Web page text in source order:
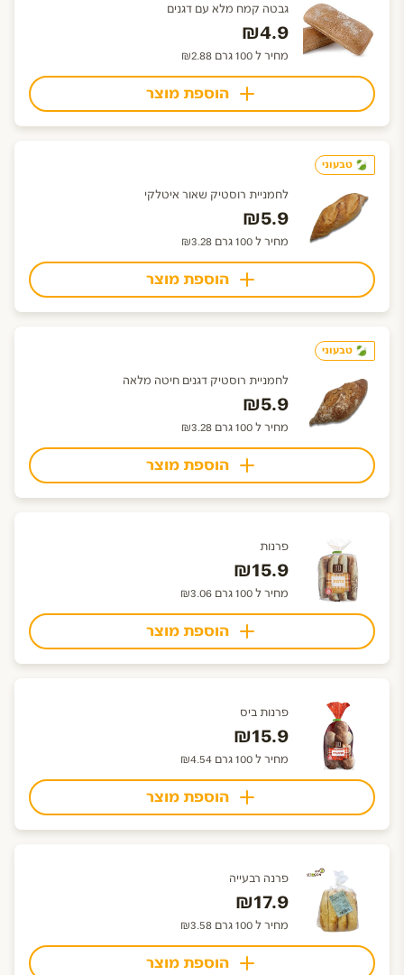
גבטה קמח מלא עם דגנים
₪4.9
מחיר ל 100 גרם ₪2.88
הוספת מוצר
טבעוני
לחמניית רוסטיק שאור איטלקי
₪5.9
מחיר ל 100 גרם ₪3.28
הוספת מוצר
טבעוני
לחמניית רוסטיק דגנים חיטה מלאה
₪5.9
מחיר ל 100 גרם ₪3.28
הוספת מוצר
פרנות
₪15.9
מחיר ל 100 גרם ₪3.06
הוספת מוצר
פרנות ביס
₪15.9
מחיר ל 100 גרם ₪4.54
הוספת מוצר
פרנה רבעייה
₪17.9
מחיר ל 100 גרם ₪3.58
הוספת מוצר